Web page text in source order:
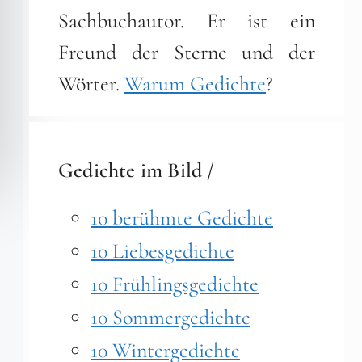
Sachbuchautor. Er ist ein
Freund der Sterne und der
Wörter. Warum Gedichte?
Gedichte im Bild /
10 berühmte Gedichte
10 Liebesgedichte
10 Frühlingsgedichte
10 Sommergedichte
10 Wintergedichte